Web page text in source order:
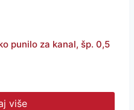
punilo za kanal, šp. 0,5
više